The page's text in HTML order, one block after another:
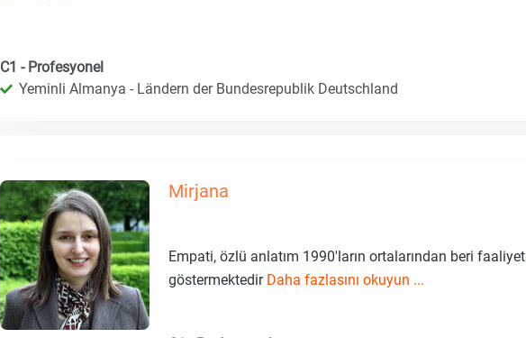
C1 - Profesyonel
Yeminli Almanya - Ländern der Bundesrepublik Deutschland
Mirjana
Empati, özlü anlatım 1990'ların ortalarından beri faaliyet
göstermektedir Daha fazlasını okuyun ...